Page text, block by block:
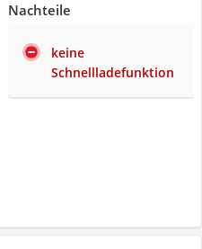
Nachteile
keine
Schnellladefunktion